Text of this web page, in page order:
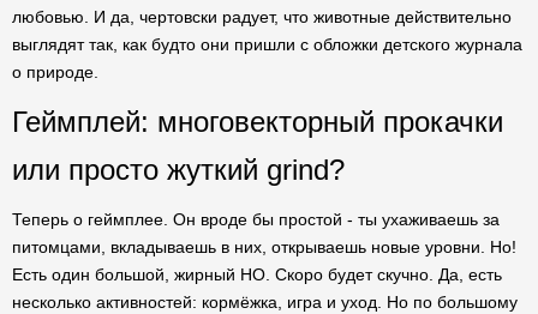
любовью. И да, чертовски радует, что животные действительно
выглядят так, как будто они пришли с обложки детского журнала
о природе.
Геймплей: многовекторный прокачки
или просто жуткий grind?
Теперь о геймплее. Он вроде бы простой - ты ухаживаешь за
питомцами, вкладываешь в них, открываешь новые уровни. Но!
Есть один большой, жирный НО. Скоро будет скучно. Да, есть
несколько активностей: кормёжка, игра и уход. Но по большому